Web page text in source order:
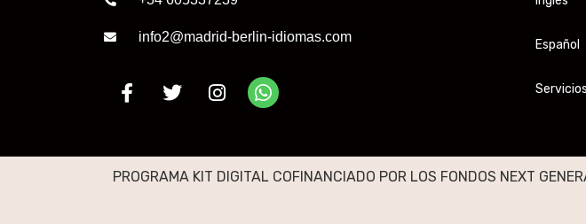
info2@madrid-berlin-idiomas.com
Español
Servicios
PROGRAMA KIT DIGITAL COFINANCIADO POR LOS FONDOS NEXT